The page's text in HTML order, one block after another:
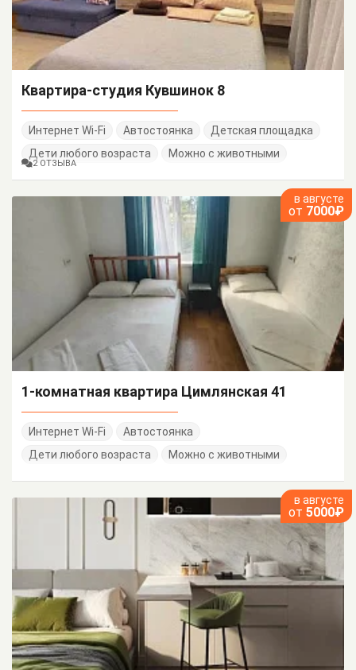
Квартира-студия Кувшинок 8
Интернет Wi-Fi Автостоянка
Детская площадка
Дети любого возраста
Можно с животными
2 ОТЗЫВА
в августе
от 7000₽
1-комнатная квартира Цимлянская 41
Интернет Wi-Fi
Автостоянка
Дети любого возраста
Можно с животными
в августе
от 5000₽